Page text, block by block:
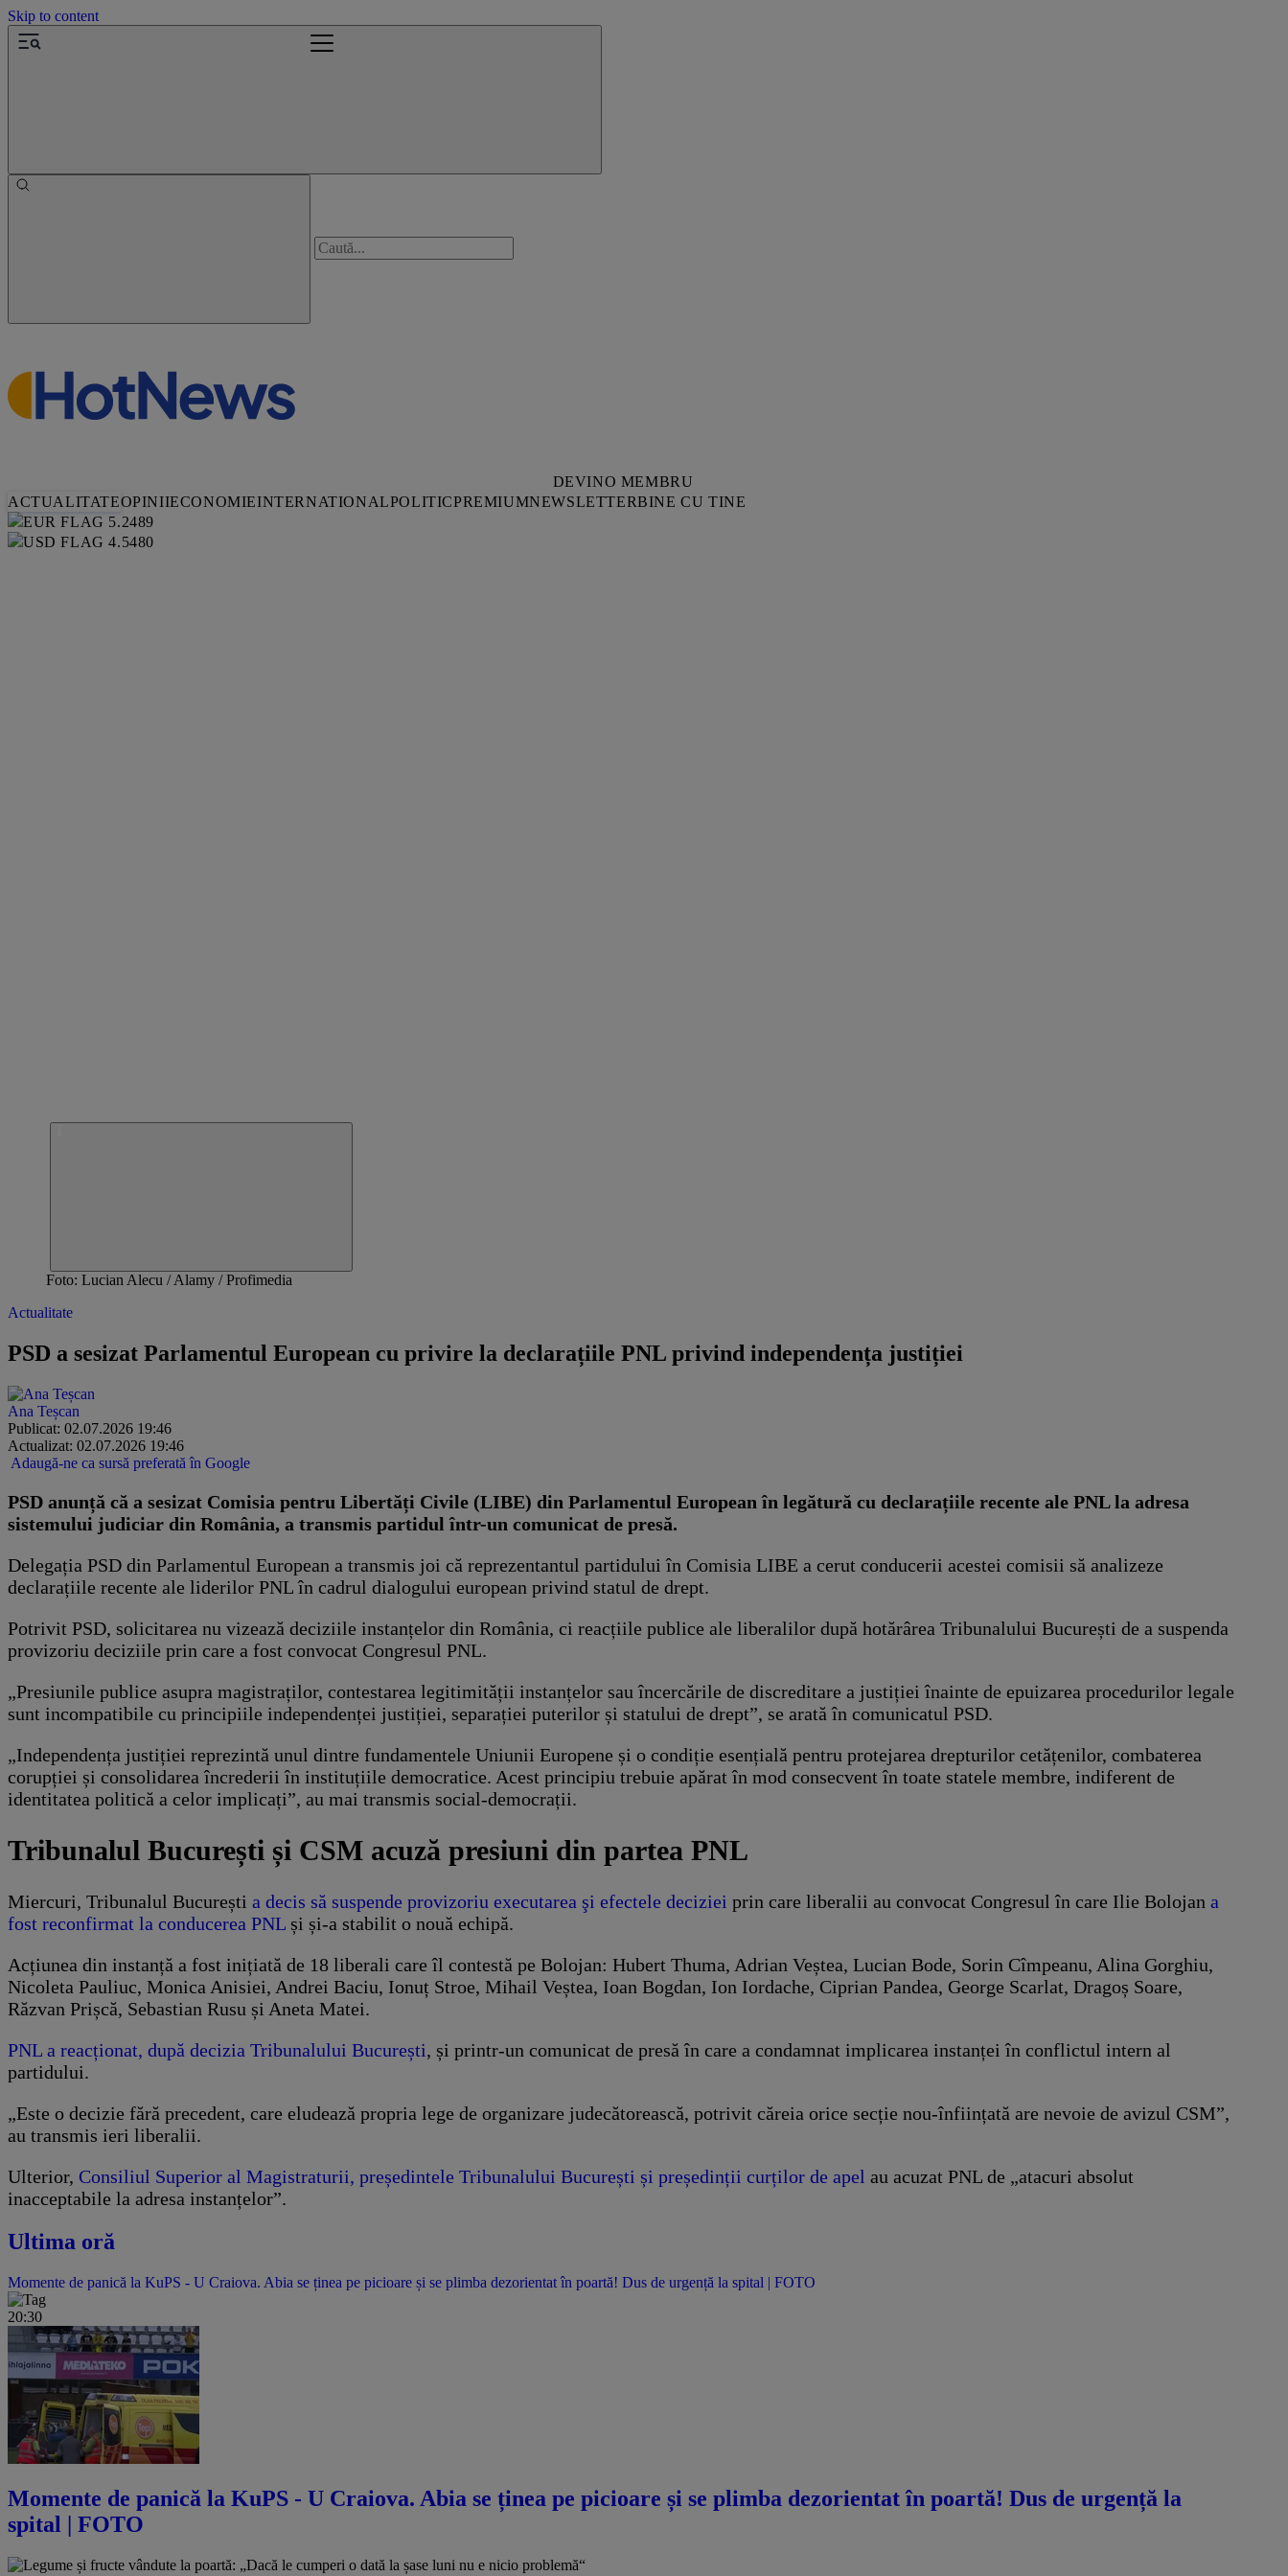
Skip to content
DEVINO MEMBRU
ACTUALITATEOPINIIECONOMIEINTERNATIONALPOLITICPREMIUMNEWSLETTERBINE CU TINE
5.2489
4.5480
Foto: Lucian Alecu / Alamy / Profimedia
Actualitate
PSD a sesizat Parlamentul European cu privire la declarațiile PNL privind independența justiției
Ana Teșcan
Publicat: 02.07.2026 19:46
Actualizat: 02.07.2026 19:46
Adaugă-ne ca sursă preferată în Google
PSD anunță că a sesizat Comisia pentru Libertăți Civile (LIBE) din Parlamentul European în legătură cu declarațiile recente ale PNL la adresa
sistemului judiciar din România, a transmis partidul într-un comunicat de presă.
Delegația PSD din Parlamentul European a transmis joi că reprezentantul partidului în Comisia LIBE a cerut conducerii acestei comisii să analizeze
declarațiile recente ale liderilor PNL în cadrul dialogului european privind statul de drept.
Potrivit PSD, solicitarea nu vizează deciziile instanțelor din România, ci reacțiile publice ale liberalilor după hotărârea Tribunalului București de a suspenda
provizoriu deciziile prin care a fost convocat Congresul PNL.
„Presiunile publice asupra magistraților, contestarea legitimității instanțelor sau încercările de discreditare a justiției înainte de epuizarea procedurilor legale
sunt incompatibile cu principiile independenței justiției, separației puterilor și statului de drept”, se arată în comunicatul PSD.
„Independența justiției reprezintă unul dintre fundamentele Uniunii Europene și o condiție esențială pentru protejarea drepturilor cetățenilor, combaterea
corupției și consolidarea încrederii în instituțiile democratice. Acest principiu trebuie apărat în mod consecvent în toate statele membre, indiferent de
identitatea politică a celor implicați”, au mai transmis social-democrații.
Tribunalul București și CSM acuză presiuni din partea PNL
Miercuri, Tribunalul București a decis să suspende provizoriu executarea şi efectele deciziei prin care liberalii au convocat Congresul în care Ilie Bolojan a
fost reconfirmat la conducerea PNL și și-a stabilit o nouă echipă.
Acțiunea din instanță a fost inițiată de 18 liberali care îl contestă pe Bolojan: Hubert Thuma, Adrian Veștea, Lucian Bode, Sorin Cîmpeanu, Alina Gorghiu,
Nicoleta Pauliuc, Monica Anisiei, Andrei Baciu, Ionuț Stroe, Mihail Veștea, Ioan Bogdan, Ion Iordache, Ciprian Pandea, George Scarlat, Dragoș Soare,
Răzvan Prișcă, Sebastian Rusu și Aneta Matei.
PNL a reacționat, după decizia Tribunalului București, și printr-un comunicat de presă în care a condamnat implicarea instanței în conflictul intern al
partidului.
„Este o decizie fără precedent, care eludează propria lege de organizare judecătorească, potrivit căreia orice secție nou-înființată are nevoie de avizul CSM”,
au transmis ieri liberalii.
Ulterior, Consiliul Superior al Magistraturii, președintele Tribunalului București și președinții curților de apel au acuzat PNL de „atacuri absolut
inacceptabile la adresa instanțelor”.
Ultima oră
Momente de panică la KuPS - U Craiova. Abia se ținea pe picioare și se plimba dezorientat în poartă! Dus de urgență la spital | FOTO
20:30
Momente de panică la KuPS - U Craiova. Abia se ținea pe picioare și se plimba dezorientat în poartă! Dus de urgență la
spital | FOTO